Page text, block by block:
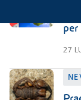
per
27